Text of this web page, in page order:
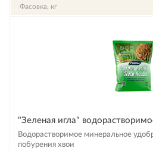
Фасовка, кг
"Зеленая игла"
Водорастворимое минеральное
побурения хвои